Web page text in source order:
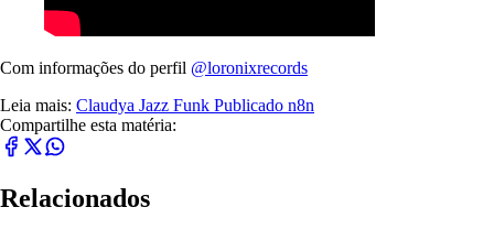
Com informações do perfil @loronixrecords
Leia mais: Claudya Jazz Funk Publicado n8n
Compartilhe esta matéria:
Relacionados